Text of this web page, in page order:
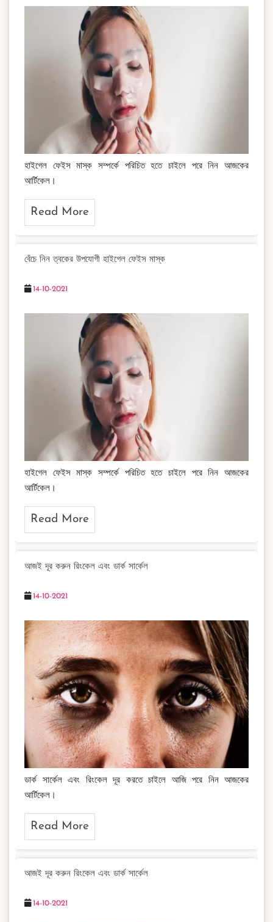
হাইগেল ফেইস মাস্ক সম্পর্কে পরিচিত হতে চাইলে পরে নিন আজকের
আর্টিকেল।
Read More
বেঁচে নিন ত্বকের উপযোগী হাইগেল ফেইস মাস্ক
14-10-2021
হাইগেল ফেইস মাস্ক সম্পর্কে পরিচিত হতে চাইলে পরে নিন আজকের
আর্টিকেল।
Read More
আজই দূর করুন রিংকেল এবং ডার্ক সার্কেল
14-10-2021
ডার্ক সার্কেল এবং রিংকেল দূর করতে চাইলে আজি পরে নিন আজকের
আর্টিকেল।
Read More
আজই দূর করুন রিংকেল এবং ডার্ক সার্কেল
14-10-2021